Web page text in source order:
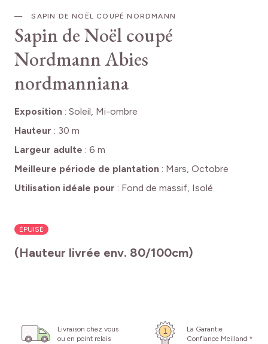
SAPIN DE NOËL COUPÉ NORDMANN
Sapin de Noël coupé
NordmannAbies
nordmanniana
Exposition : Soleil, Mi-ombre
Hauteur : 30 m
Largeur adulte : 6 m
Meilleure période de plantation : Mars, Octobre
Utilisation idéale pour : Fond de massif, Isolé
ÉPUISÉ
(Hauteur livrée env. 80/100cm)
Livraison chez vous
ou en point relais
La Garantie
Confiance Meilland *